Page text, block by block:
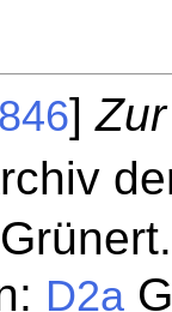
]
D2a